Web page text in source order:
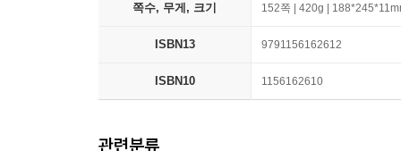
쪽수, 무게, 크기 152쪽 | 420g |
ISBN13 9791156162612
ISBN10 1156162610
관련분류